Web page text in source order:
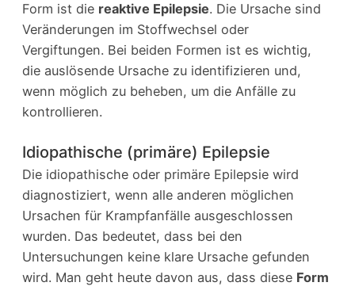
Form ist die reaktive Epilepsie. Die Ursache sind
Veränderungen im Stoffwechsel oder
Vergiftungen. Bei beiden Formen ist es wichtig,
die auslösende Ursache zu identifizieren und,
wenn möglich zu beheben, um die Anfälle zu
kontrollieren.
Idiopathische (primäre) Epilepsie
Die idiopathische oder primäre Epilepsie wird
diagnostiziert, wenn alle anderen möglichen
Ursachen für Krampfanfälle ausgeschlossen
wurden. Das bedeutet, dass bei den
Untersuchungen keine klare Ursache gefunden
wird. Man geht heute davon aus, dass diese Form